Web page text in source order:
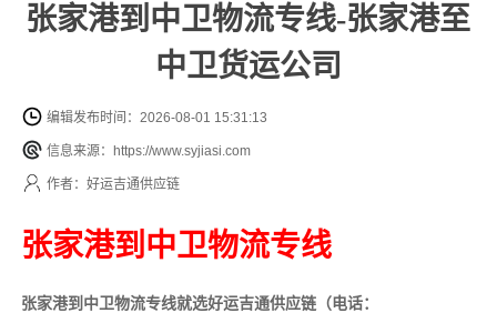
张家港到中卫物流专线-张家港至
中卫货运公司
编辑发布时间：2026-08-01 15:31:13
信息来源：https://www.syjiasi.com
作者：好运吉通供应链
张家港到中卫物流专线
张家港到中卫物流专线就选好运吉通供应链（电话：